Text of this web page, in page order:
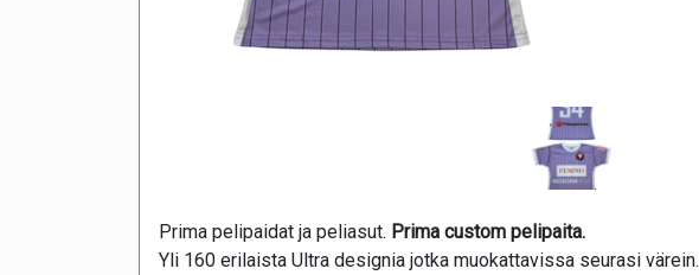
Prima pelipaidat ja peliasut. Prima custom pelipaita.
Yli 160 erilaista Ultra designia jotka muokattavissa seurasi värein.